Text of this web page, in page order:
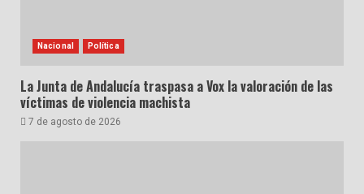
Nacional Política
La Junta de Andalucía traspasa a Vox la valoración de las
víctimas de violencia machista
7 de agosto de 2026